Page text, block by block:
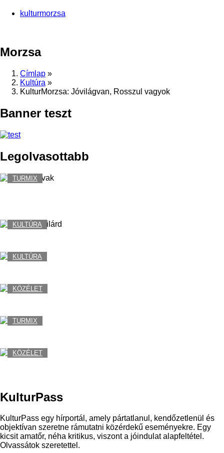
kulturmorzsa
Morzsa
Címlap »
Kultúra »
KulturMorzsa: Jóvilágvan, Rosszul vagyok
Banner teszt
Legolvasottabb
TURMIX
KULTÚRA
KULTÚRA
KÖZÉLET
TURMIX
KÖZÉLET
KulturPass
KulturPass egy hírportál, amely pártatlanul, kendőzetlenül és
objektívan szeretne rámutatni közérdekű eseményekre. Egy
kicsit amatőr, néha kritikus, viszont a jóindulat alapfeltétel.
Olvassátok szeretettel.